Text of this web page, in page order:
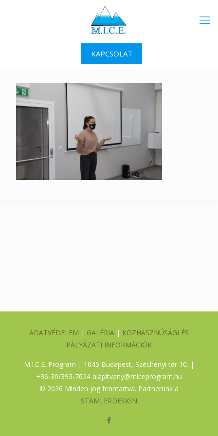
KAPCSOLAT
ADATVÉDELEM | GALÉRIA | KÖZHASZNÚSÁGI ÉS
PÁLYÁZATI INFORMÁCIÓK
M.I.C.E. Program | 1045 Budapest, Széchenyi tér 10. |
+36-30/393-7624 alapitvany@miceprogram.hu
© 2026 Minden jog fenntartva. Partnerünk a
STAMLERDESIGN